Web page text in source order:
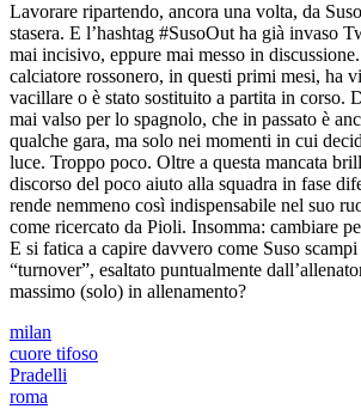
Lavorare ripartendo, ancora una volta, da
stasera. E l’hashtag #SusoOut ha già invaso
mai incisivo, eppure mai messo in
calciatore rossonero, in questi primi mesi, ha
vacillare o è stato sostituito a partita in corso.
mai valso per lo spagnolo, che in passato è
qualche gara, ma solo nei momenti in cui
luce. Troppo poco. Oltre a questa mancata
discorso del poco aiuto alla squadra in fase
rende nemmeno così indispensabile nel suo
come ricercato da Pioli. Insomma: cambiare
E si fatica a capire davvero come Suso
“turnover”, esaltato puntualmente
massimo (solo) in allenamento?
milan
cuore tifoso
Pradelli
roma